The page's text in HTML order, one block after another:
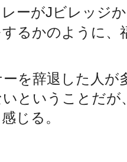
ーがJビレッジ
るかのように、
を辞退した人
ということだ
じる。